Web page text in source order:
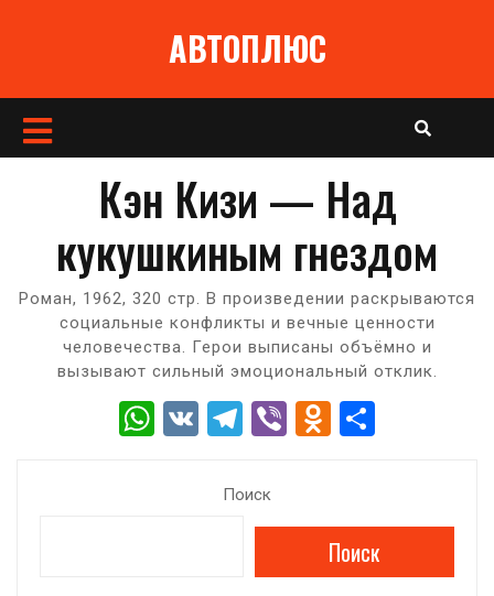
АВТОПЛЮС
Кнопка
Открыть
Кэн Кизи — Над
кукушкиным гнездом
Роман, 1962, 320 стр. В произведении раскрываются
социальные конфликты и вечные ценности
человечества. Герои выписаны объёмно и
вызывают сильный эмоциональный отклик.
W V T
e
gr
Vi O
o
kl
р
Поиск
Поиск